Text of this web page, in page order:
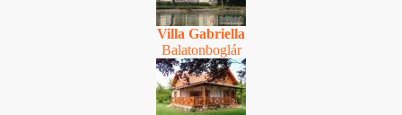
Villa Gabriella
Balatonboglár